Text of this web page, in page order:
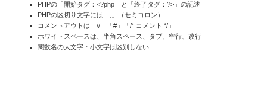
PHPの「開始タグ：<?php」と「終了タグ：?>」の記述
PHPの区切り文字には「;」（セミコロン）
コメントアウトは「//」「#」「/* コメント */」
ホワイトスペースは、半角スペース、タブ、空行、改行
関数名の大文字・小文字は区別しない